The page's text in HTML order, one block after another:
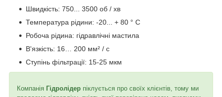
Швидкість: 750... 3500 об / хв
Температура рідини: -20... + 80 ° C
Робоча рідина: гідравлічні мастила
В'язкість: 16… 200 мм² / с
Ступінь фільтрації: 15-25 мкм
Компанія Гідролідер піклується про своїх клієнтів, тому ми